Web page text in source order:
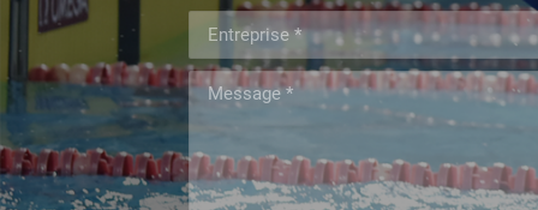
Entreprise *
Message *